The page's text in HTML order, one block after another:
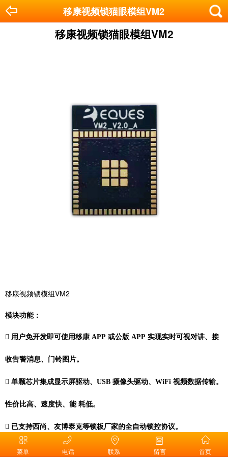
移康视频锁猫眼模组VM2
移康视频锁猫眼模组VM2
移康视频锁模组VM2
模块功能：
 用户免开发即可使用移康 APP 或公版 APP 实现实时可视对讲、接
收告警消息、门铃图片。
 单颗芯片集成显示屏驱动、USB 摄像头驱动、WiFi 视频数据传输。
性价比高、速度快、能 耗低。
 已支持西尚、友博泰克等锁板厂家的全自动锁控协议。
支持蓝牙快速配网、热点配网
菜单 电话 联系 留言 首页